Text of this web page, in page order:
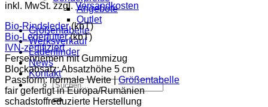
Angebote
Outlet
Größentabelle
Werksverkauf
Ladenfinder
News
Kontakt
Suche
nach:
inkl. MwSt. zzgl.Versandkosten
Bio-Rindsleder(kbT)
Bio-Lederfutter(kbT)
IVN-zertifiziert
Fersenriemen mit Gummizug
Blockabsatz: Absatzhöhe 5 cm
Passform: normale Weite |Größentabelle
fair gefertigt in Europa/Rumänien
schadstoffreduzierte Herstellung